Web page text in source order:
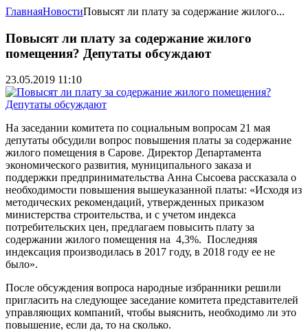
ГлавнаяНовостиПовысят ли плату за содержание жилого...
Повысят ли плату за содержание жилого
помещения? Депутаты обсуждают
23.05.2019 11:10
На заседании комитета по социальным вопросам 21 мая
депутаты обсудили вопрос повышения платы за содержание
жилого помещения в Сарове. Директор Департамента
экономического развития, муниципального заказа и
поддержки предпринимательства Анна Сысоева рассказала о
необходимости повышения вышеуказанной платы: «Исходя из
методических рекомендаций, утвержденных приказом
министерства строительства, и с учетом индекса
потребительских цен, предлагаем повысить плату за
содержании жилого помещения на 4,3%. Последняя
индексация производилась в 2017 году, в 2018 году ее не
было».
После обсуждения вопроса народные избранники решили
пригласить на следующее заседание комитета представителей
управляющих компаний, чтобы выяснить, необходимо ли это
повышение, если да, то на сколько.